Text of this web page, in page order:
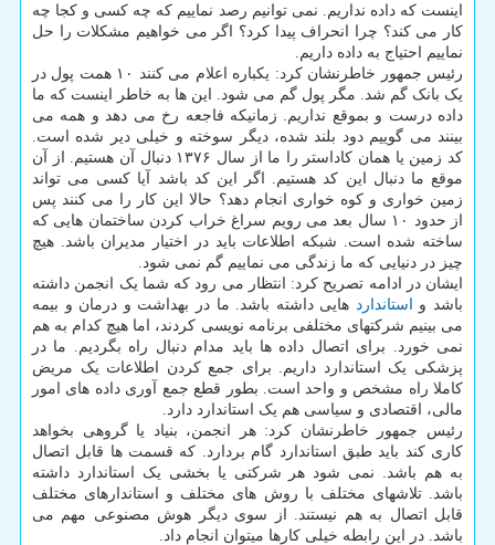
اینست که داده نداریم. نمی توانیم رصد نماییم که چه کسی و کجا چه
کار می کند؟ چرا انحراف پیدا کرد؟ اگر می خواهیم مشکلات را حل
نماییم احتیاج به داده داریم.
رئیس جمهور خاطرنشان کرد: یکباره اعلام می کنند ۱۰ همت پول در
یک بانک گم شد. مگر پول گم می شود. این ها به خاطر اینست که ما
داده درست و بموقع نداریم. زمانیکه فاجعه رخ می دهد و همه می
بینند می گوییم دود بلند شده، دیگر سوخته و خیلی دیر شده است.
کد زمین یا همان کاداستر را ما از سال ۱۳۷۶ دنبال آن هستیم. از آن
موقع ما دنبال این کد هستیم. اگر این کد باشد آیا کسی می تواند
زمین خواری و کوه خواری انجام دهد؟ حالا این کار را می کنند پس
از حدود ۱۰ سال بعد می رویم سراغ خراب کردن ساختمان هایی که
ساخته شده است. شبکه اطلاعات باید در اختیار مدیران باشد. هیچ
چیز در دنیایی که ما زندگی می نماییم گم نمی شود.
ایشان در ادامه تصریح کرد: انتظار می رود که شما یک انجمن داشته
باشد و استاندارد هایی داشته باشد. ما در بهداشت و درمان و بیمه
می بینیم شرکتهای مختلفی برنامه نویسی کردند، اما هیچ کدام به هم
نمی خورد. برای اتصال داده ها باید مدام دنبال راه بگردیم. ما در
پزشکی یک استاندارد داریم. برای جمع کردن اطلاعات یک مریض
کاملا راه مشخص و واحد است. بطور قطع جمع آوری داده های امور
مالی، اقتصادی و سیاسی هم یک استاندارد دارد.
رئیس جمهور خاطرنشان کرد: هر انجمن، بنیاد یا گروهی بخواهد
کاری کند باید طبق استاندارد گام بردارد. که قسمت ها قابل اتصال
به هم باشد. نمی شود هر شرکتی یا بخشی یک استاندارد داشته
باشد. تلاشهای مختلف با روش های مختلف و استاندارهای مختلف
قابل اتصال به هم نیستند. از سوی دیگر هوش مصنوعی مهم می
باشد. در این رابطه خیلی کارها میتوان انجام داد.